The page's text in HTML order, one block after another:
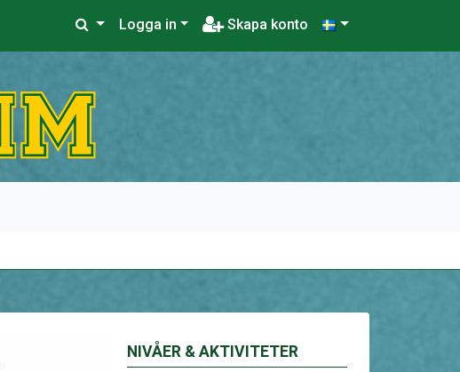
Logga in Skapa konto
NIVÅER & AKTIVITETER